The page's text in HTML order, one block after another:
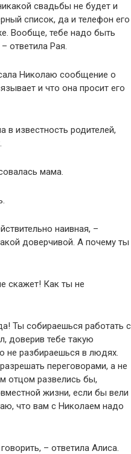
свадьбы не будет и
список, да и телефон его
Вообще, тебе надо быть
ответила Рая.
Николаю сообщение о
и что она просит его
в известность родителей,
мама.
наивная, –
доверчивой. А почему ты
скажет! Как ты не
Ты собираешься работать с
доверив тебе такую
не разбираешься в людях.
переговорами, а не
отцом развелись бы,
жизни, если бы вели
что вам с Николаем надо
– ответила Алиса.